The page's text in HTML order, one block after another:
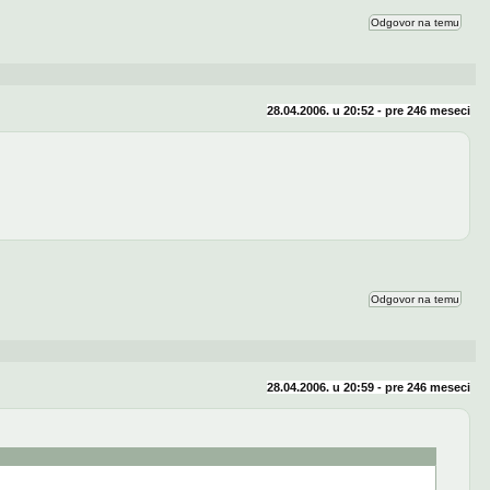
Odgovor na temu
28.04.2006. u 20:52 - pre 246 meseci
Odgovor na temu
28.04.2006. u 20:59 - pre 246 meseci